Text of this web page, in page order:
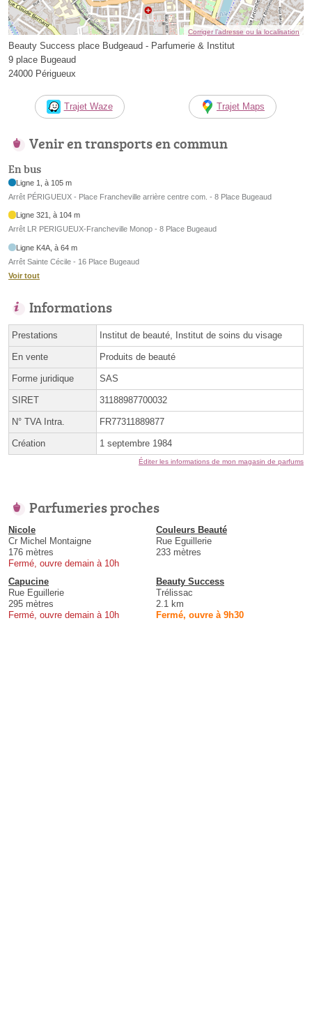
Corriger l’adresse ou la localisation
Beauty Success place Budgeaud - Parfumerie & Institut
9 place Bugeaud
24000 Périgueux
Trajet Waze Trajet Maps
Venir en transports en commun
En bus
Ligne 1, à 105 m
Arrêt PÉRIGUEUX - Place Francheville arrière centre com. - 8 Place Bugeaud
Ligne 321, à 104 m
Arrêt LR PERIGUEUX-Francheville Monop - 8 Place Bugeaud
Ligne K4A, à 64 m
Arrêt Sainte Cécile - 16 Place Bugeaud
Voir tout
Informations
Prestations Institut de beauté, Institut de soins du visage
En vente Produits de beauté
Forme juridique SAS
SIRET 31188987700032
N° TVA Intra. FR77311889877
Création 1 septembre 1984
Éditer les informations de mon magasin de parfums
Parfumeries proches
Nicole
Cr Michel Montaigne
176 mètres
Fermé, ouvre demain à 10h
Couleurs Beauté
Rue Eguillerie
233 mètres
Capucine
Rue Eguillerie
295 mètres
Fermé, ouvre demain à 10h
Beauty Success
Trélissac
2.1 km
Fermé, ouvre à 9h30